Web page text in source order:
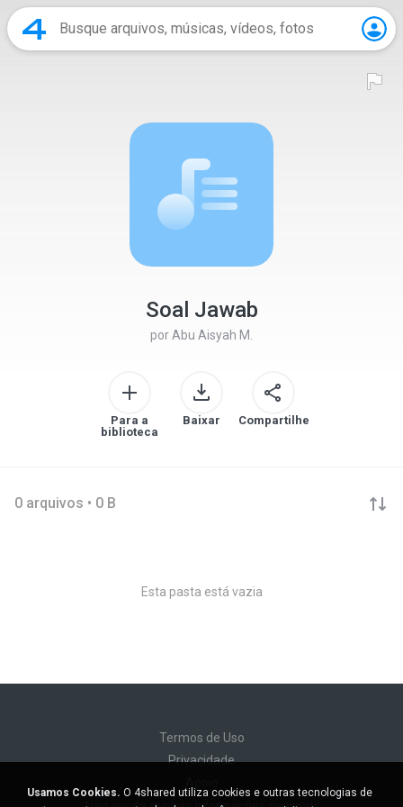
Soal Jawab
por Abu Aisyah M.
Para a
biblioteca
Baixar Compartilhe
0 arquivos • 0 B
Esta pasta está vazia
Termos de Uso
Privacidade
Usamos Cookies. O 4shared utiliza cookies e outras tecnologias de